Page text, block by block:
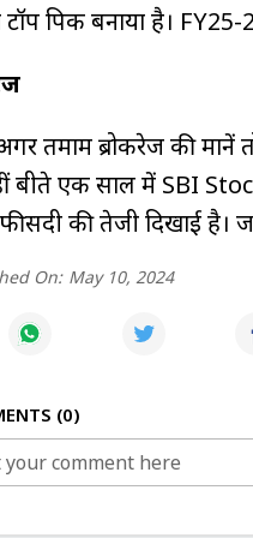
पिक बनाया है।
तमाम ब्रोकरेज की
बीते एक साल में SBI
की तेजी दिखाई
On: May 10, 2024
0